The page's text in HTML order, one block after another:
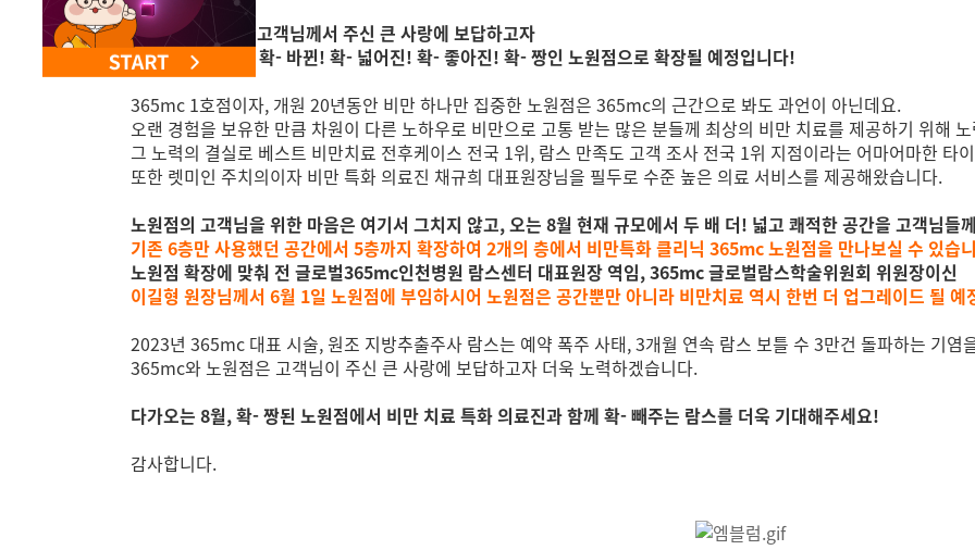
오는 8월, 그동안 고객님께서 주신 큰 사랑에 보답하고자
365mc 노원점이 확- 바뀐! 확- 넓어진! 확- 좋아진! 확- 짱인 노원점으로 확장될 예정입니다!
365mc 1호점이자, 개원 20년동안 비만 하나만 집중한 노원점은 365mc의 근간으로 봐도 과언이 아닌데요.
오랜 경험을 보유한 만큼 차원이 다른 노하우로 비만으로 고통 받는 많은 분들께 최상의 비만 치료를 제공하기 위해
그 노력의 결실로 베스트 비만치료 전후케이스 전국 1위, 람스 만족도 고객 조사 전국 1위 지점이라는 어마어마한 타
또한 렛미인 주치의이자 비만 특화 의료진 채규희 대표원장님을 필두로 수준 높은 의료 서비스를 제공해왔습니다.
노원점의 고객님을 위한 마음은 여기서 그치지 않고, 오는 8월 현재 규모에서 두 배 더! 넓고 쾌적한 공간을 고객님들
기존 6층만 사용했던 공간에서 5층까지 확장하여 2개의 층에서 비만특화 클리닉 365mc 노원점을 만나보실 수 있습
노원점 확장에 맞춰 전 글로벌365mc인천병원 람스센터 대표원장 역임, 365mc 글로벌람스학술위원회 위원장이신
이길형 원장님께서 6월 1일 노원점에 부임하시어 노원점은 공간뿐만 아니라 비만치료 역시 한번 더 업그레이드 될 예
2023년 365mc 대표 시술, 원조 지방추출주사 람스는 예약 폭주 사태, 3개월 연속 람스 보틀 수 3만건 돌파하는 기염
365mc와 노원점은 고객님이 주신 큰 사랑에 보답하고자 더욱 노력하겠습니다.
다가오는 8월, 확- 짱된 노원점에서 비만 치료 특화 의료진과 함께 확- 빼주는 람스를 더욱 기대해주세요!
감사합니다.